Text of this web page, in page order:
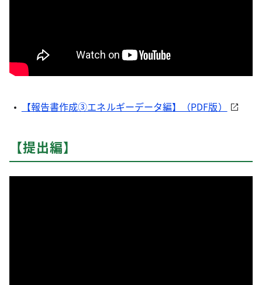
【報告書作成③エネルギーデータ編】（PDF版）
【提出編】